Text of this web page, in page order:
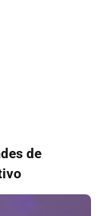
de